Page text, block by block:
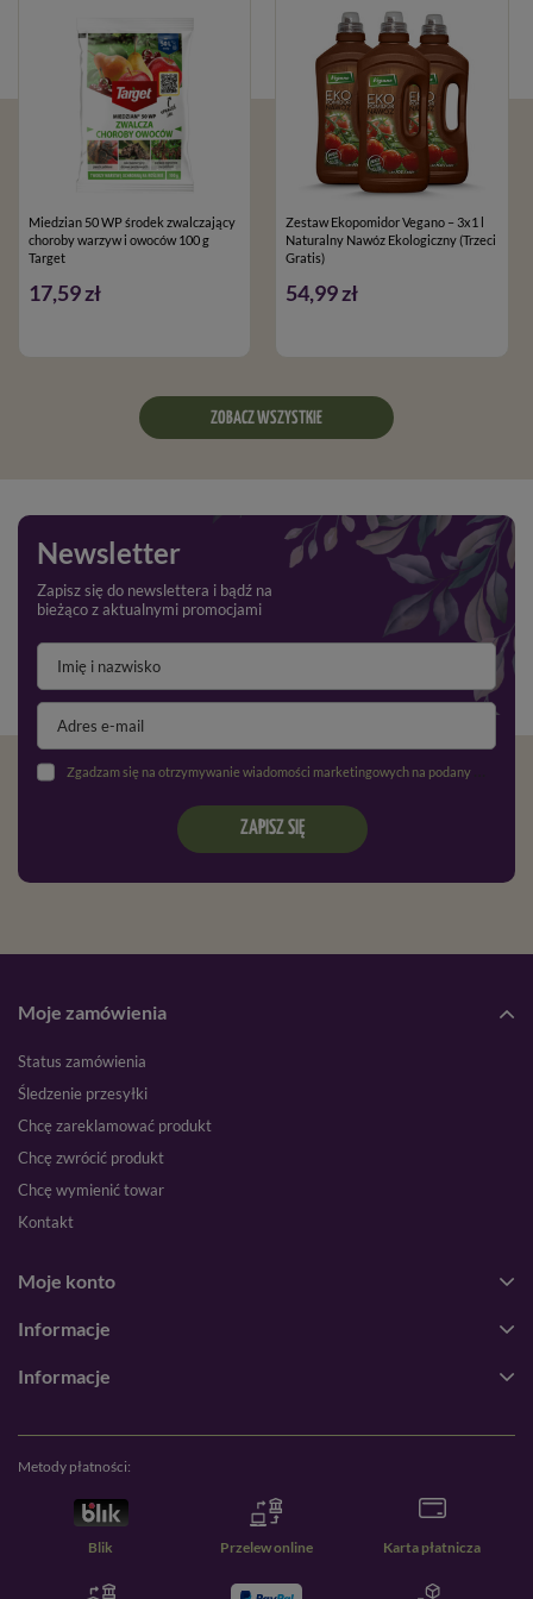
pełnoletnie oraz posiadające kwalifikacje wymagane od osób
nabywających środki ochrony roślin, określone w art.28 ustawy
o środkach ochrony roślin z dnia 08.03.2013
Miedzian 50 WP środek zwalczający
choroby warzyw i owoców 100 g
Target
17,59 zł
Zestaw Ekopomidor Vegano – 3x1 l
Naturalny Nawóz Ekologiczny (Trzeci
Gratis)
54,99 zł
ZOBACZ WSZYSTKIE
Newsletter
Zapisz się do newslettera i bądź na
bieżąco z aktualnymi promocjami
Zgadzam się na otrzymywanie wiadomości marketingowych na podany adres e-mail oraz przetwarzanie danych osobowych zgodnie z
ZAPISZ SIĘ
Moje zamówienia
Status zamówienia
Śledzenie przesyłki
Chcę zareklamować produkt
Chcę zwrócić produkt
Chcę wymienić towar
Kontakt
Moje konto
Informacje
Informacje
Metody płatności:
Blik Przelew online Karta płatnicza